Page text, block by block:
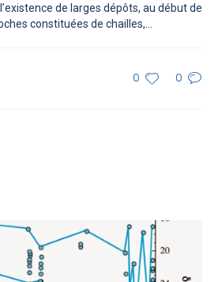
de larges dépôts, au début de
constituées de chailles,...
0 0